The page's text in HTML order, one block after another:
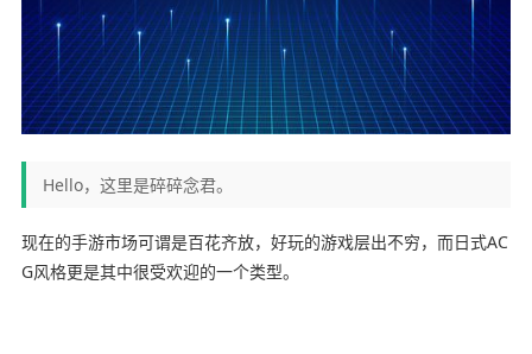
Hello，这里是碎碎念君。
现在的手游市场可谓是百花齐放，好玩的游戏层出不穷，而日式AC
G风格更是其中很受欢迎的一个类型。